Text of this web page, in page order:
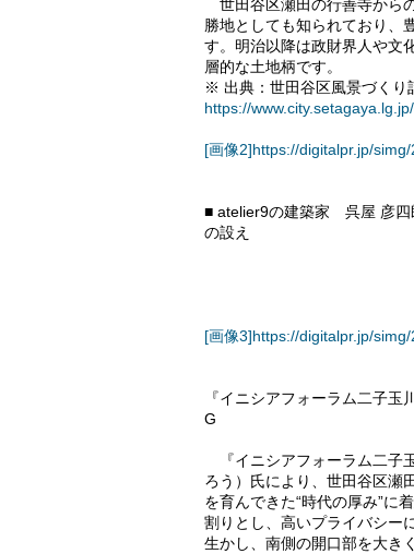
世田谷区瀬田の行善寺から
勝地としても知られており、
す。明治以降は政財界人や文
層的な土地柄です。
※ 出典：世田谷区風景づく
https://
[画像2]https://digitalpr.jp/
■ atelier9の建築家 呉屋 彦
の設え
[画像3]https://digitalpr.jp/
『イニシアフォーラム二子
G
『イニシアフォーラム二子
ろう）氏により、世田谷区瀬
を育んできた“時代の厚み”に
割りとし、高いプライバシー
生かし、南側の開口部を大き